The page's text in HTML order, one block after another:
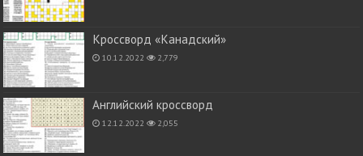
Кроссворд «Канадский»
10.12.2022 2,779
Английский кроссворд
12.12.2022 2,055